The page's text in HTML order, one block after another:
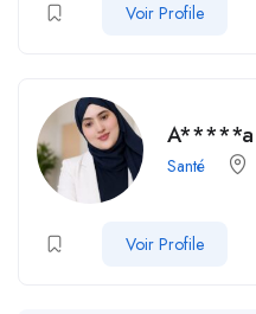
Voir Profile
A*****a
Santé
Voir Profile